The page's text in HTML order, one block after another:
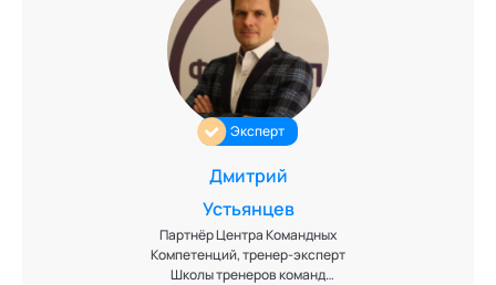
Эксперт
Дмитрий
Устьянцев
Партнёр Центра Командных
Компетенций, тренер-эксперт
Школы тренеров команд